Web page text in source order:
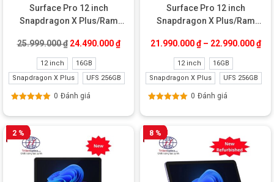
Surface Pro 12 inch
Snapdragon X Plus/Ram
25.999.000₫ Giá gốc là: 25.999.000 ₫.
24.490.000₫Giá hiện tại là: 24.490.000 ₫.
12 inch
16GB
Snapdragon X Plus
UFS 256GB
0 Đánh giá
Surface Pro 12 inch
Snapdragon X Plus/Ram
Refurbished
21.990.000₫– 22.990.000₫
12 inch
16GB
Snapdragon X Plus
UFS 256GB
0 Đánh giá
2 % 8 %